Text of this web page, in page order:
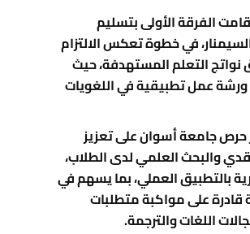
الفرقة الأولى بتسليم
في خطوة تعكس الالتزام
التعلم المستهدفة، حيث
ورشة عمل تطبيقية في اللغويات
حرصجامعة أسوانعلى تعزيز
والبحث العلمي لدى الطلاب،
بالتطبيق العملي، بما يسهم في
قادرة على مواكبة متطلبات
اللغات والترجمة.